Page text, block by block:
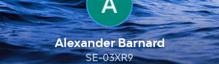
Alexander Barnard
SE-03XR9